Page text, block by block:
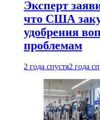
Эксперт
что США
удобрения
проблемам
2 года спустя2 года